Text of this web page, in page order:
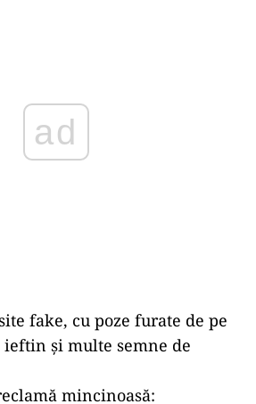
ad
fake, cu poze furate de pe
ieftin și multe semne de
mincinoasă: